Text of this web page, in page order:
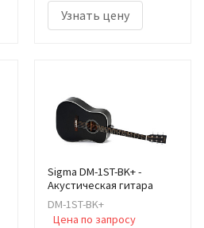
Узнать цену
Sigma DM-1ST-BK+ -
Акустическая гитара
DM-1ST-BK+
Цена по запросу